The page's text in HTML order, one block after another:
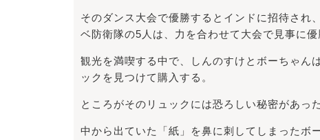
そのダンス大会で優勝するとインドに招待され
ベ防衛隊の5人は、力を合わせて大会で見事に優
観光を満喫する中で、しんのすけとボーちゃん
ックを見つけて購入する。
ところがそのリュックには恐ろしい秘密があった
中から出ていた「紙」を鼻に刺してしまったボ